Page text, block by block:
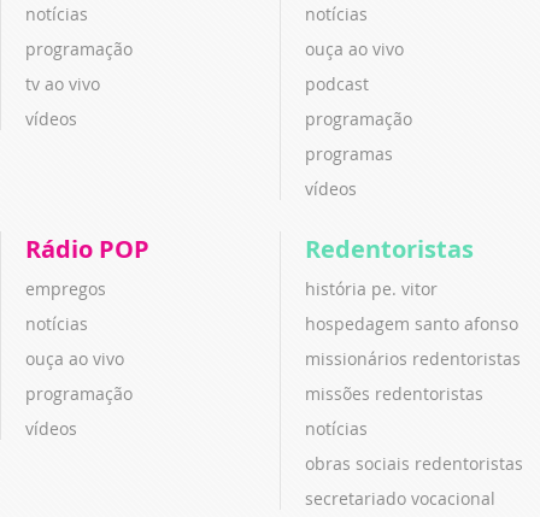
notícias
programação
tv ao vivo
vídeos
notícias
ouça ao vivo
podcast
programação
programas
vídeos
Rádio POP
empregos
notícias
ouça ao vivo
programação
vídeos
Redentoristas
história pe. vitor
hospedagem santo afonso
missionários redentoristas
missões redentoristas
notícias
obras sociais redentoristas
secretariado vocacional